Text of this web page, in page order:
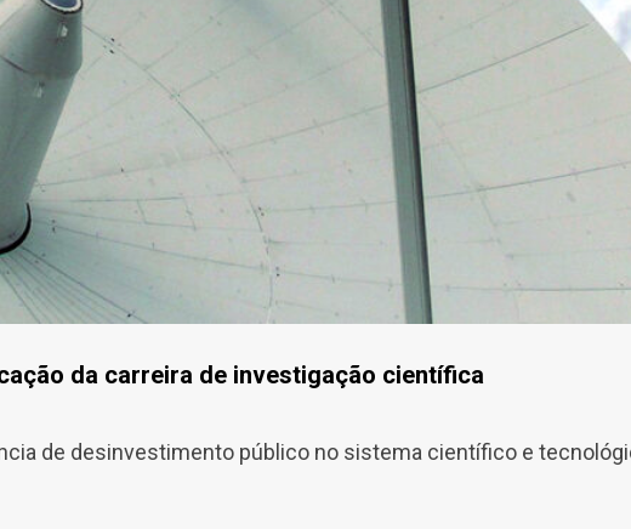
da carreira de investigação científica
de desinvestimento público no sistema científico e